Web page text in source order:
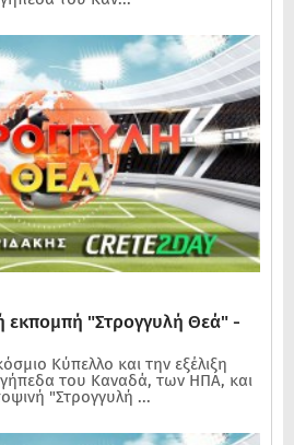
εκπομπή "Στρογγυλή Θεά" -
Κύπελλο και την εξέλιξη
του Καναδά, των ΗΠΑ, και
"Στρογγυλή ...